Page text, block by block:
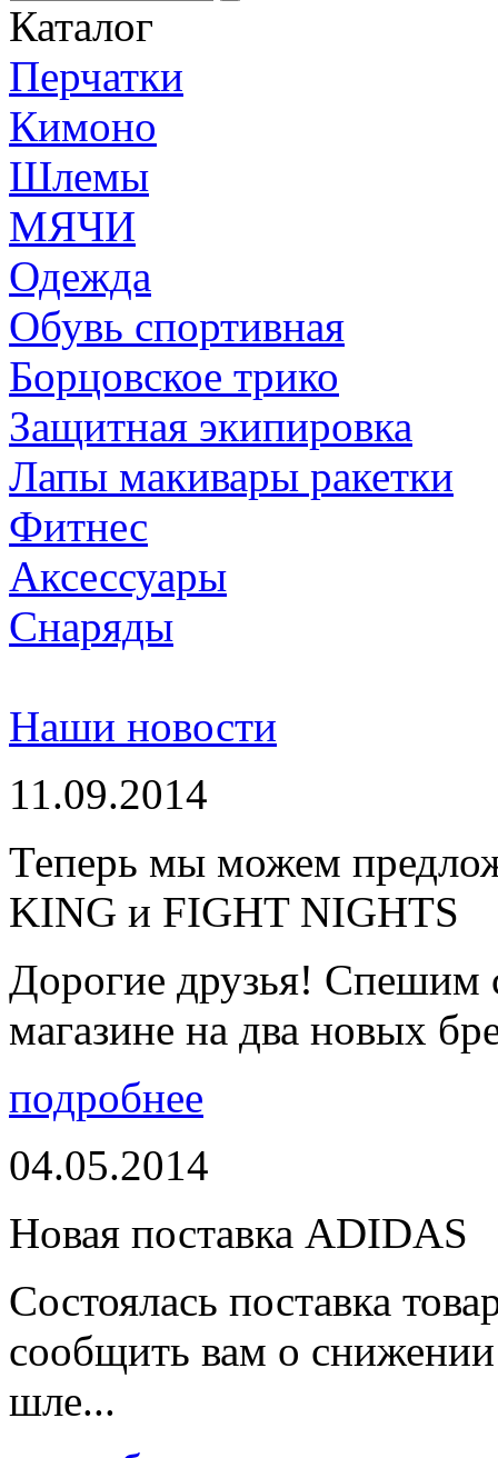
Каталог
Перчатки
Кимоно
Шлемы
МЯЧИ
Одежда
Обувь спортивная
Борцовское трико
Защитная экипировка
Лапы макивары ракетки
Фитнес
Аксессуары
Снаряды
Наши новости
11.09.2014
Теперь мы можем
KING и FIGHT NIGHTS
Дорогие друзья! Спешим
магазине на два новых
подробнее
04.05.2014
Новая поставка ADIDAS
Состоялась поставка
сообщить вам о
шле...